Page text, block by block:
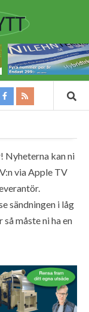
Nyheterna kan ni
via Apple TV
sändningen i låg
måste ni ha en